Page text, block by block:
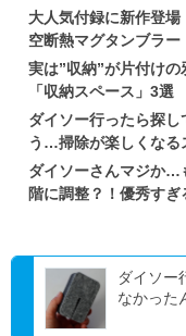
大人気付録に新作登
空断熱マグタンブラー
実は”収納”が片付け
「収納スペース」3選
ダイソー行ったら探
う…掃除が楽しくなる
ダイソーさんマジか…
階に調整？！優秀す
ダイソー
なかった